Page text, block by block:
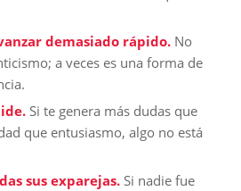
demasiado rápido.No
a veces es una forma de
Si te genera más dudas que
que entusiasmo, algo no está
sus exparejas.Si nadie fue